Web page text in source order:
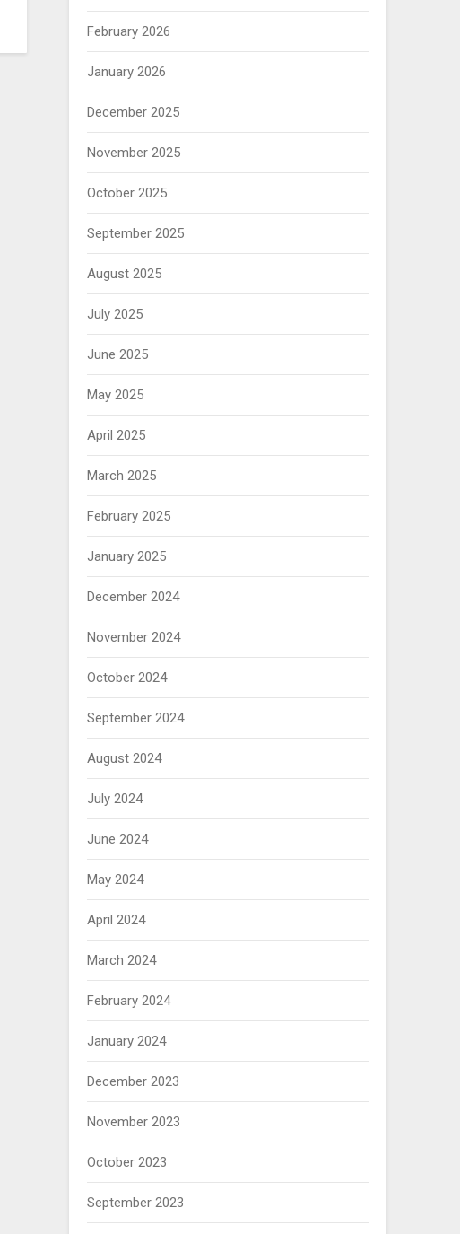
February 2026
January 2026
December 2025
November 2025
October 2025
September 2025
August 2025
July 2025
June 2025
May 2025
April 2025
March 2025
February 2025
January 2025
December 2024
November 2024
October 2024
September 2024
August 2024
July 2024
June 2024
May 2024
April 2024
March 2024
February 2024
January 2024
December 2023
November 2023
October 2023
September 2023